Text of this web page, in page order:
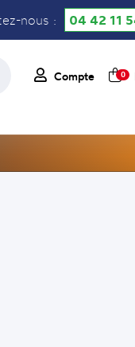
nous : 04 42 11
Compte 0